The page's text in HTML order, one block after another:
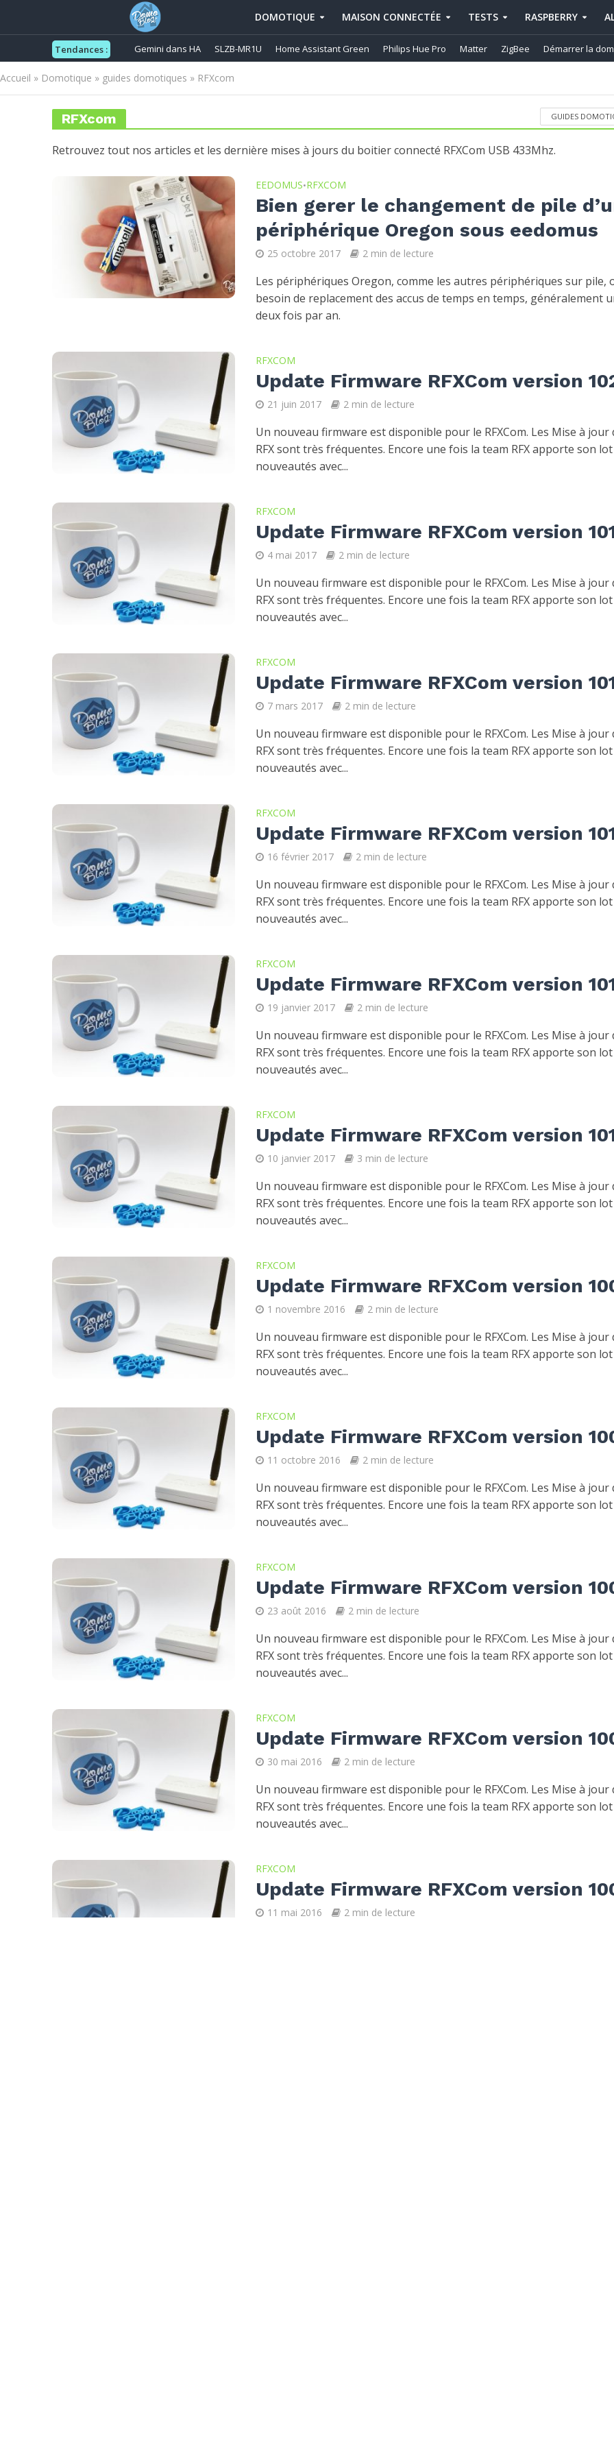
DOMOTIQUE MAISON CONNECTÉE TESTS RASPBERRY
Tendances : Gemini dans HA SLZB-MR1U Home Assistant Green Philips Hue Pro Matter ZigBee Démarrer la
Accueil » Domotique » guides domotiques » RFXcom
RFXcom GUIDES
Retrouvez tout nos articles et les dernière mises à jours du boitier connecté RFXCom USB 433Mhz.
EEDOMUS•RFXCOM
Bien gerer le changement de pile
périphérique Oregon sous eedomus
25 octobre 2017 2 min de lecture
Les périphériques Oregon, comme les autres périphériques sur pile,
besoin de replacement des accus de temps en temps, généralement
deux fois par an.
RFXCOM
Update Firmware RFXCom version
21 juin 2017 2 min de lecture
Un nouveau firmware est disponible pour le RFXCom. Les Mise à jour
RFX sont très fréquentes. Encore une fois la team RFX apporte son
nouveautés avec...
RFXCOM
Update Firmware RFXCom version
4 mai 2017 2 min de lecture
Un nouveau firmware est disponible pour le RFXCom. Les Mise à jour
RFX sont très fréquentes. Encore une fois la team RFX apporte son
nouveautés avec...
RFXCOM
Update Firmware RFXCom version
7 mars 2017 2 min de lecture
Un nouveau firmware est disponible pour le RFXCom. Les Mise à jour
RFX sont très fréquentes. Encore une fois la team RFX apporte son
nouveautés avec...
RFXCOM
Update Firmware RFXCom version
16 février 2017 2 min de lecture
Un nouveau firmware est disponible pour le RFXCom. Les Mise à jour
RFX sont très fréquentes. Encore une fois la team RFX apporte son
nouveautés avec...
RFXCOM
Update Firmware RFXCom version
19 janvier 2017 2 min de lecture
Un nouveau firmware est disponible pour le RFXCom. Les Mise à jour
RFX sont très fréquentes. Encore une fois la team RFX apporte son
nouveautés avec...
RFXCOM
Update Firmware RFXCom version
10 janvier 2017 3 min de lecture
Un nouveau firmware est disponible pour le RFXCom. Les Mise à jour
RFX sont très fréquentes. Encore une fois la team RFX apporte son
nouveautés avec...
RFXCOM
Update Firmware RFXCom version
1 novembre 2016 2 min de lecture
Un nouveau firmware est disponible pour le RFXCom. Les Mise à jour
RFX sont très fréquentes. Encore une fois la team RFX apporte son
nouveautés avec...
RFXCOM
Update Firmware RFXCom version
11 octobre 2016 2 min de lecture
Un nouveau firmware est disponible pour le RFXCom. Les Mise à jour
RFX sont très fréquentes. Encore une fois la team RFX apporte son
nouveautés avec...
RFXCOM
Update Firmware RFXCom version
23 août 2016 2 min de lecture
Un nouveau firmware est disponible pour le RFXCom. Les Mise à jour
RFX sont très fréquentes. Encore une fois la team RFX apporte son
nouveautés avec...
RFXCOM
Update Firmware RFXCom version
30 mai 2016 2 min de lecture
Un nouveau firmware est disponible pour le RFXCom. Les Mise à jour
RFX sont très fréquentes. Encore une fois la team RFX apporte son
nouveautés avec...
RFXCOM
Update Firmware RFXCom version
11 mai 2016 2 min de lecture